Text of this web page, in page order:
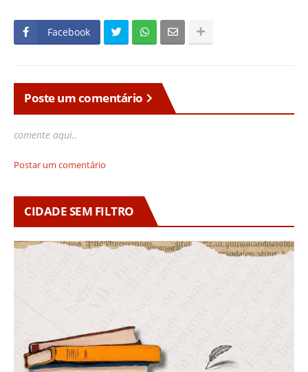
Facebook
Poste um comentário
comente aqui..
Postar um comentário
CIDADE SEM FILTRO